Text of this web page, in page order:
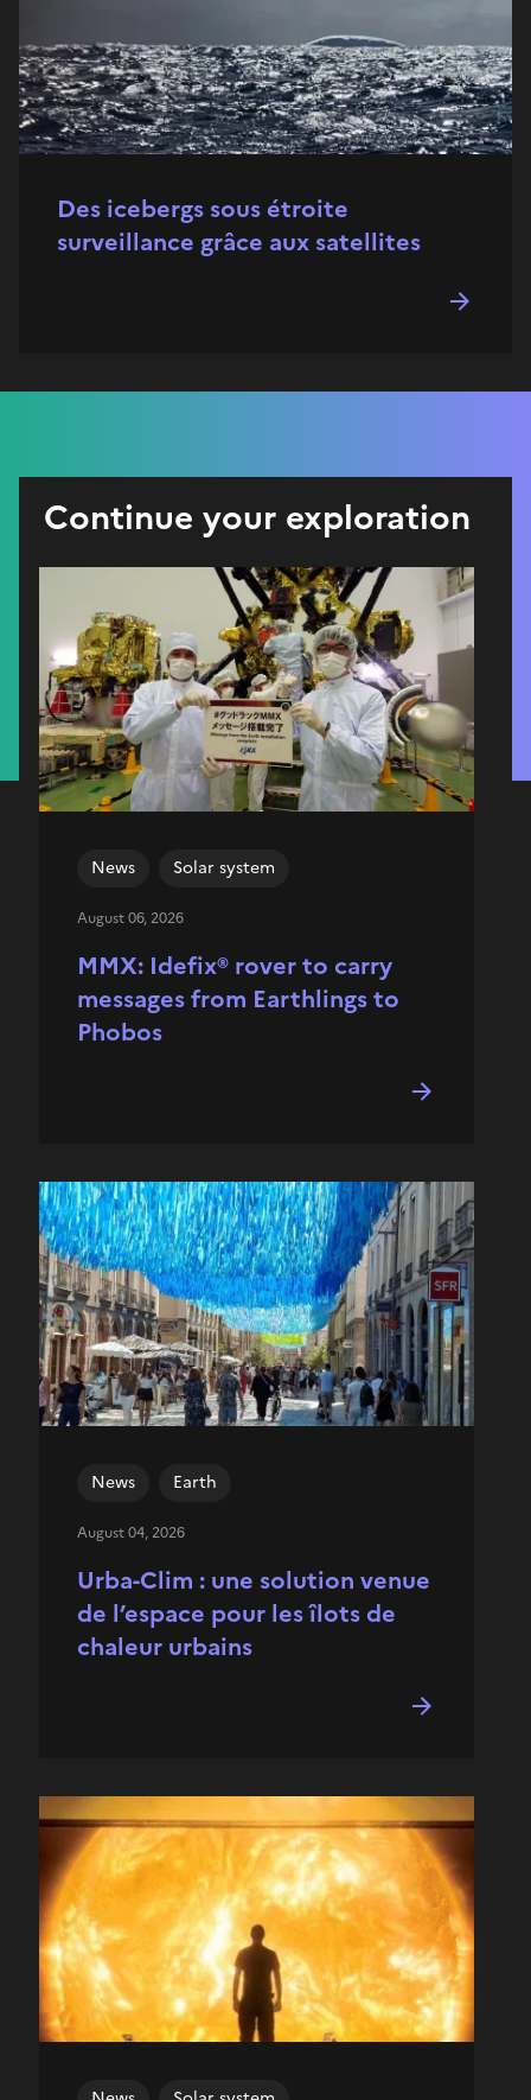
Des icebergs sous étroite
surveillance grâce aux satellites
Continue your exploration
MMX: Idefix® rover to carry
messages from Earthlings to
Phobos
News Solar system
August 06, 2026
Urba-Clim : une solution venue
de l’espace pour les îlots de
chaleur urbains
News Earth
August 04, 2026